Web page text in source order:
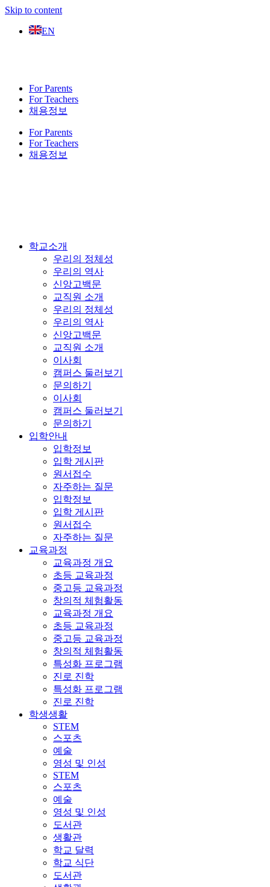
Skip to content
EN
For Parents
For Teachers
채용정보
For Parents
For Teachers
채용정보
학교소개
우리의 정체성
우리의 역사
신앙고백문
교직원 소개
우리의 정체성
우리의 역사
신앙고백문
교직원 소개
이사회
캠퍼스 둘러보기
문의하기
이사회
캠퍼스 둘러보기
문의하기
입학안내
입학정보
입학 게시판
원서접수
자주하는 질문
입학정보
입학 게시판
원서접수
자주하는 질문
교육과정
교육과정 개요
초등 교육과정
중고등 교육과정
창의적 체험활동
교육과정 개요
초등 교육과정
중고등 교육과정
창의적 체험활동
특성화 프로그램
진로 진학
특성화 프로그램
진로 진학
학생생활
STEM
스포츠
예술
영성 및 인성
STEM
스포츠
예술
영성 및 인성
도서관
생활관
학교 달력
학교 식단
도서관